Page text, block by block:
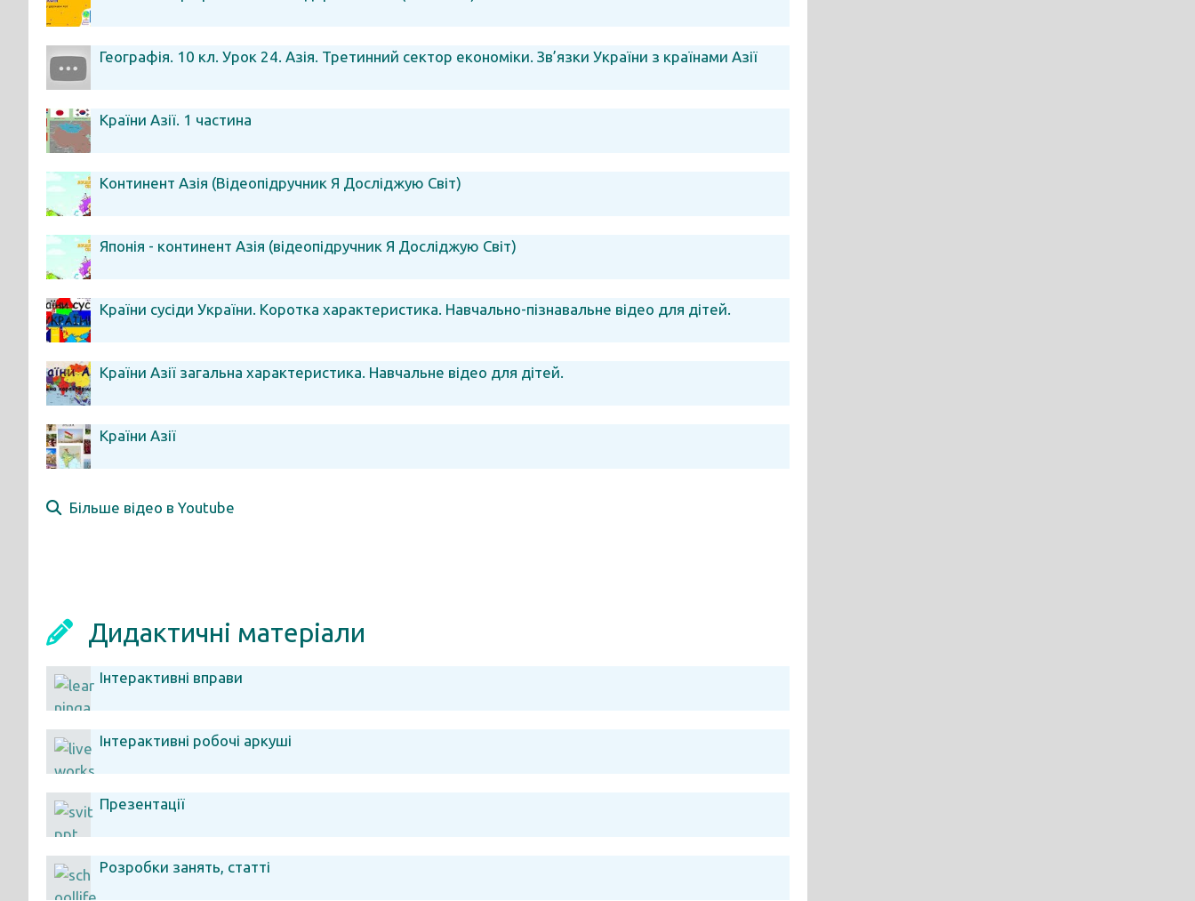
Географія. 10 кл. Урок 24. Азія. Третинний сектор економіки. Зв’язки України з країнами Азії
Країни Азії. 1 частина
Континент Азія (Відеопідручник Я Досліджую Світ)
Японія - континент Азія (відеопідручник Я Досліджую Світ)
Країни сусіди України. Коротка характеристика. Навчально-пізнавальне відео для дітей.
Країни Азії загальна характеристика. Навчальне відео для дітей.
Країни Азії
Більше відео в Youtube
Дидактичні матеріали
Інтерактивні вправи
Інтерактивні робочі аркуші
Презентації
Розробки занять, статті